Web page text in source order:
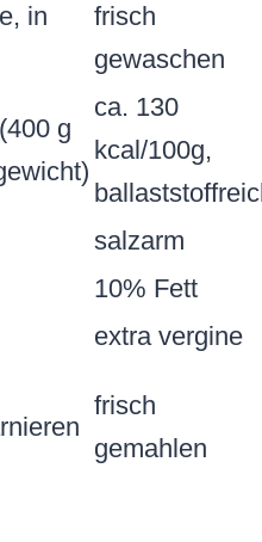
in
frisch
gewaschen
g
ca. 130
kcal/100g,
salzarm
10% Fett
extra vergine
frisch
gemahlen